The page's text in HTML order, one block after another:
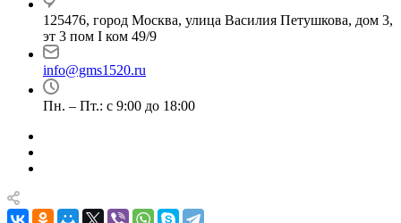
125476, город Москва, улица Василия Петушкова, дом 3,
эт 3 пом I ком 49/9
info@gms1520.ru
Пн. – Пт.: с 9:00 до 18:00